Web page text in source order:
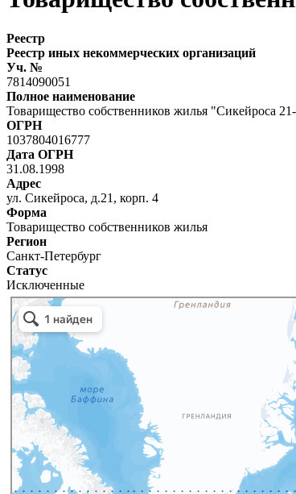
Реестр
Реестр иных некоммерческих организаций
Уч. №
7814090051
Полное наименование
Товарищество собственников жилья "Сикейроса
ОГРН
1037804016777
Дата ОГРН
31.08.1998
Адрес
ул. Сикейроса, д.21, корп. 4
Форма
Товарищество собственников жилья
Регион
Санкт-Петербург
Статус
Исключенные